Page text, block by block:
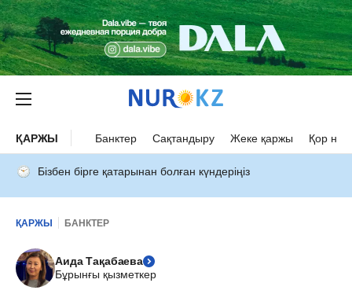
ҚАРЖЫ Банктер Сақтандыру Жеке қаржы Қор
Бізбен бірге қатарынан болған күндеріңіз
ҚАРЖЫ БАНКТЕР
Аида Тақабаева
Бұрынғы қызметкер